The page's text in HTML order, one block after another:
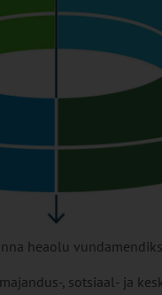
heaolu
, sotsiaal- ja